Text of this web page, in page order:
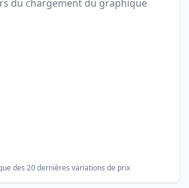
du chargement du graphique
des 20 dernières variations de prix